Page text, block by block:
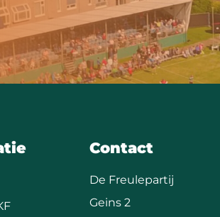
Contact
De Freulepartij
Geins 2